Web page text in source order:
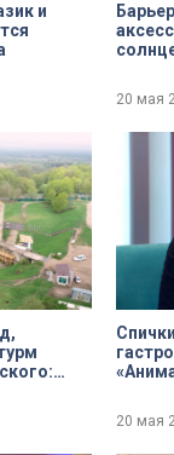
и
20 мая
20 мая